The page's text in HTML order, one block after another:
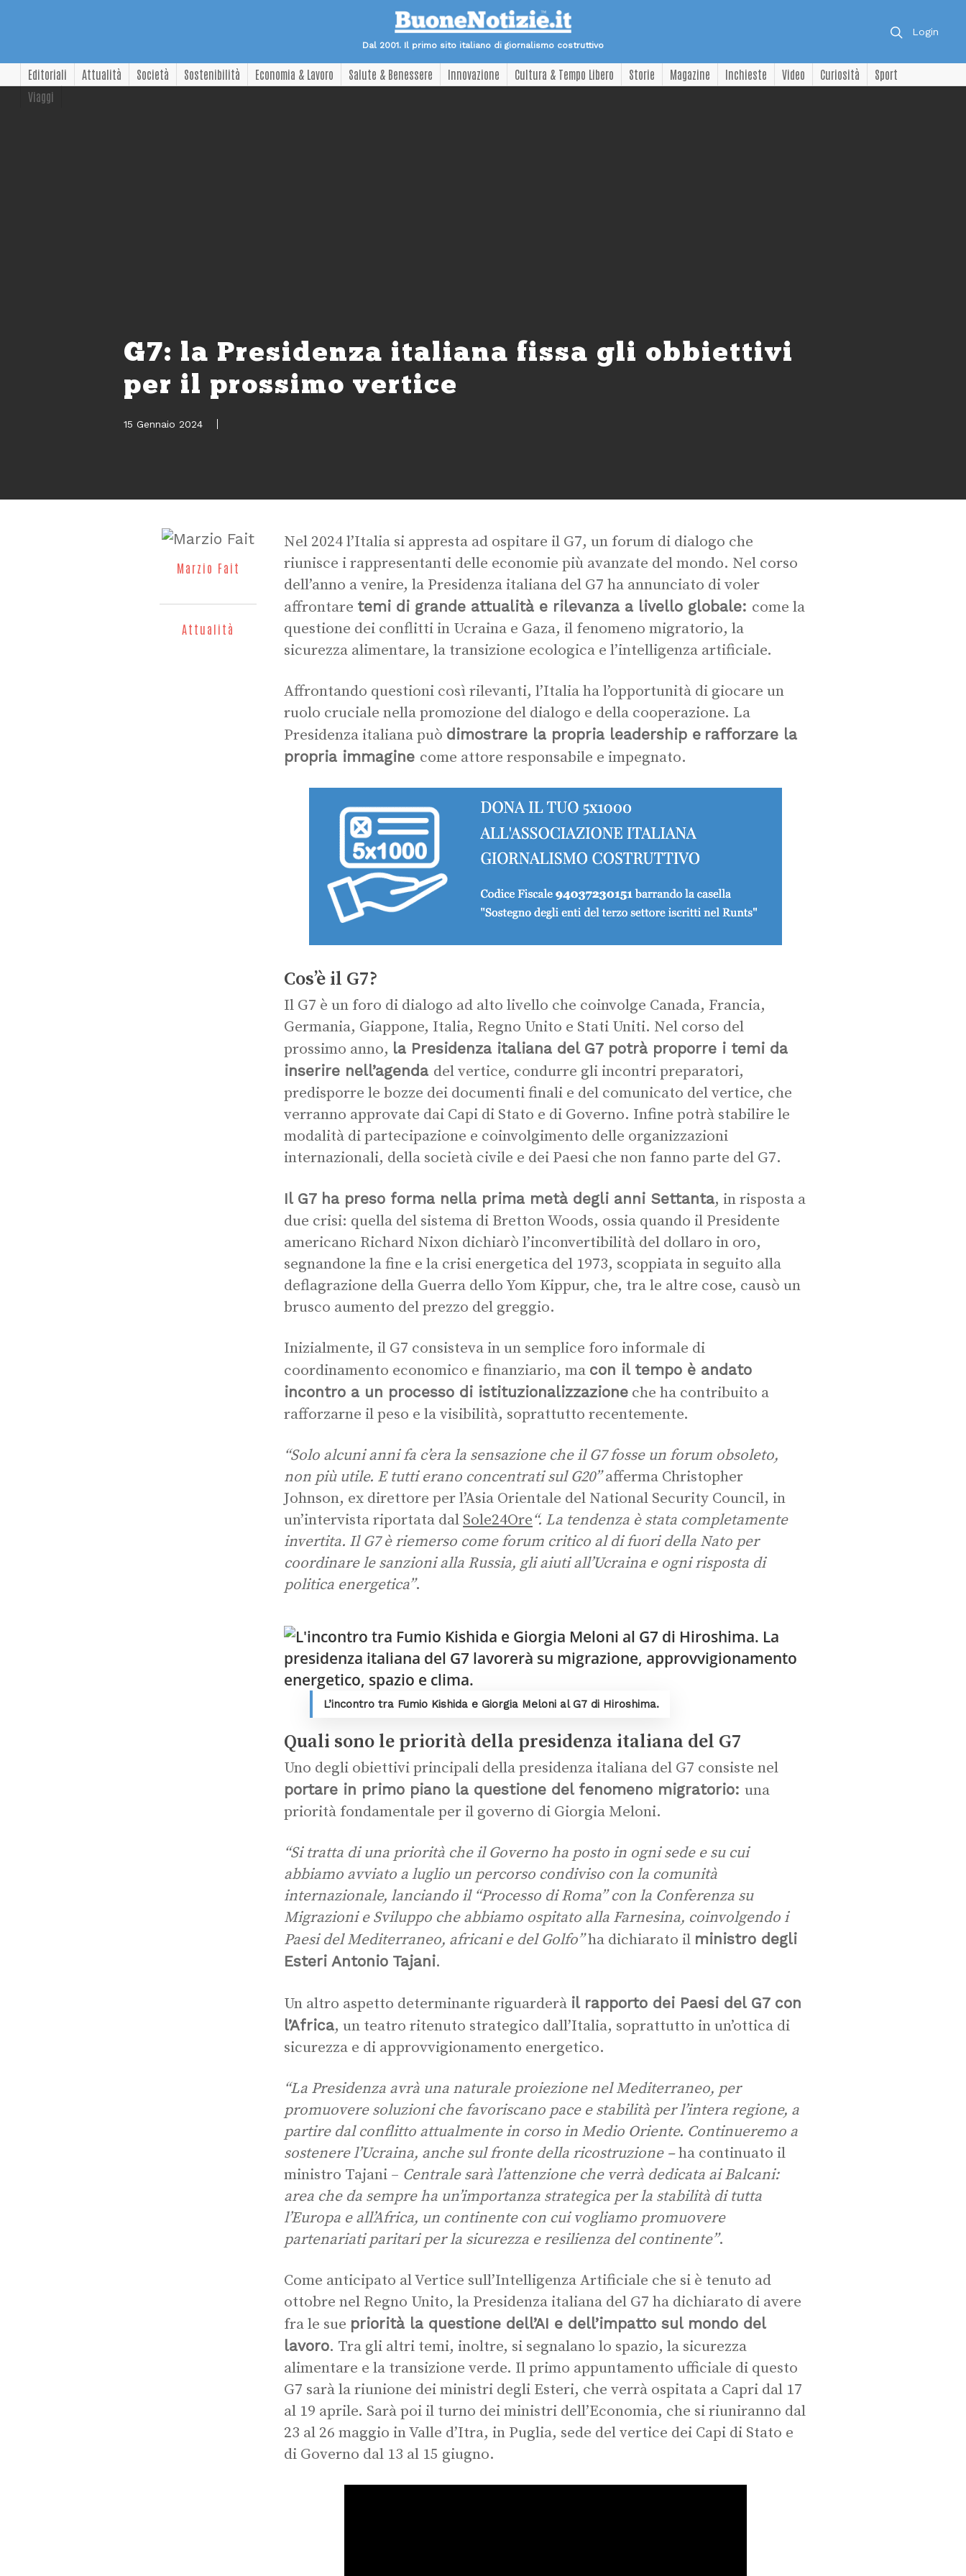
Dal 2001. Il primo sito italiano di giornalismo costruttivo
Login
Editoriali Attualità Società Sostenibilità Economia & Lavoro Salute & Benessere Innovazione Cultura & Tempo Libero Storie Magazine Inchieste Video Curiosità
Sport
Viaggi
G7: la Presidenza italiana fissa gli obbiettivi
per il prossimo vertice
15 Gennaio 2024
Marzio Fait
Attualità
Nel 2024 l’Italia si appresta ad ospitare il G7, un forum di dialogo che
riunisce i rappresentanti delle economie più avanzate del mondo. Nel corso
dell’anno a venire, la Presidenza italiana del G7 ha annunciato di voler
affrontare temi di grande attualità e rilevanza a livello globale: come la
questione dei conflitti in Ucraina e Gaza, il fenomeno migratorio, la
sicurezza alimentare, la transizione ecologica e l’intelligenza artificiale.
Affrontando questioni così rilevanti, l’Italia ha l’opportunità di giocare un
ruolo cruciale nella promozione del dialogo e della cooperazione. La
Presidenza italiana può dimostrare la propria leadership e rafforzare la
propria immagine come attore responsabile e impegnato.
Cos’è il G7?
Il G7 è un foro di dialogo ad alto livello che coinvolge Canada, Francia,
Germania, Giappone, Italia, Regno Unito e Stati Uniti. Nel corso del
prossimo anno, la Presidenza italiana del G7 potrà proporre i temi da
inserire nell’agenda del vertice, condurre gli incontri preparatori,
predisporre le bozze dei documenti finali e del comunicato del vertice, che
verranno approvate dai Capi di Stato e di Governo. Infine potrà stabilire le
modalità di partecipazione e coinvolgimento delle organizzazioni
internazionali, della società civile e dei Paesi che non fanno parte del G7.
Il G7 ha preso forma nella prima metà degli anni Settanta, in risposta a
due crisi: quella del sistema di Bretton Woods, ossia quando il Presidente
americano Richard Nixon dichiarò l’inconvertibilità del dollaro in oro,
segnandone la fine e la crisi energetica del 1973, scoppiata in seguito alla
deflagrazione della Guerra dello Yom Kippur, che, tra le altre cose, causò un
brusco aumento del prezzo del greggio.
Inizialmente, il G7 consisteva in un semplice foro informale di
coordinamento economico e finanziario, ma con il tempo è andato
incontro a un processo di istituzionalizzazione che ha contribuito a
rafforzarne il peso e la visibilità, soprattutto recentemente.
“Solo alcuni anni fa c’era la sensazione che il G7 fosse un forum obsoleto,
non più utile. E tutti erano concentrati sul G20”afferma Christopher
Johnson, ex direttore per l’Asia Orientale del National Security Council, in
un’intervista riportata dal Sole24Ore“. La tendenza è stata completamente
invertita. Il G7 è riemerso come forum critico al di fuori della Nato per
coordinare le sanzioni alla Russia, gli aiuti all’Ucraina e ogni risposta di
politica energetica”.
L’incontro tra Fumio Kishida e Giorgia Meloni al G7 di Hiroshima.
Quali sono le priorità della presidenza italiana del G7
Uno degli obiettivi principali della presidenza italiana del G7 consiste nel
portare in primo piano la questione del fenomeno migratorio: una
priorità fondamentale per il governo di Giorgia Meloni.
“Si tratta di una priorità che il Governo ha posto in ogni sede e su cui
abbiamo avviato a luglio un percorso condiviso con la comunità
internazionale, lanciando il “Processo di Roma” con la Conferenza su
Migrazioni e Sviluppo che abbiamo ospitato alla Farnesina, coinvolgendo i
Paesi del Mediterraneo, africani e del Golfo”ha dichiarato il ministro degli
Esteri Antonio Tajani.
Un altro aspetto determinante riguarderà il rapporto dei Paesi del G7 con
l’Africa, un teatro ritenuto strategico dall’Italia, soprattutto in un’ottica di
sicurezza e di approvvigionamento energetico.
“La Presidenza avrà una naturale proiezione nel Mediterraneo, per
promuovere soluzioni che favoriscano pace e stabilità per l’intera regione, a
partire dal conflitto attualmente in corso in Medio Oriente. Continueremo a
sostenere l’Ucraina, anche sul fronte della ricostruzione –ha continuato il
ministro Tajani – Centrale sarà l’attenzione che verrà dedicata ai Balcani:
area che da sempre ha un’importanza strategica per la stabilità di tutta
l’Europa e all’Africa, un continente con cui vogliamo promuovere
partenariati paritari per la sicurezza e resilienza del continente”.
Come anticipato al Vertice sull’Intelligenza Artificiale che si è tenuto ad
ottobre nel Regno Unito, la Presidenza italiana del G7 ha dichiarato di avere
fra le sue priorità la questione dell’AI e dell’impatto sul mondo del
lavoro. Tra gli altri temi, inoltre, si segnalano lo spazio, la sicurezza
alimentare e la transizione verde. Il primo appuntamento ufficiale di questo
G7 sarà la riunione dei ministri degli Esteri, che verrà ospitata a Capri dal 17
al 19 aprile. Sarà poi il turno dei ministri dell’Economia, che si riuniranno dal
23 al 26 maggio in Valle d’Itra, in Puglia, sede del vertice dei Capi di Stato e
di Governo dal 13 al 15 giugno.